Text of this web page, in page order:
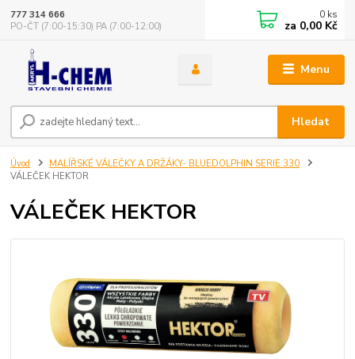
Menu
Hledat
777 314 666
PO-ČT (7:00-15:30) PA (7:00-12:00)
0 ks
za 0,00 Kč
Úvod
MALÍŘSKÉ VÁLEČKY A DRŽÁKY- BLUEDOLPHIN SERIE 330
VÁLEČEK HEKTOR
VÁLEČEK HEKTOR